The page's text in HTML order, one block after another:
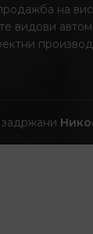
на
видови